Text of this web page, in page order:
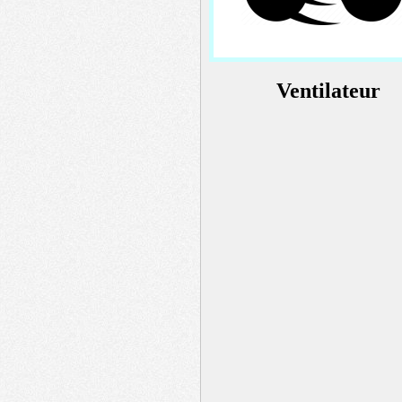
Ventilateur